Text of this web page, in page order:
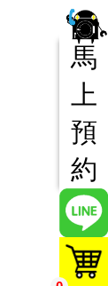
馬
上
預
約